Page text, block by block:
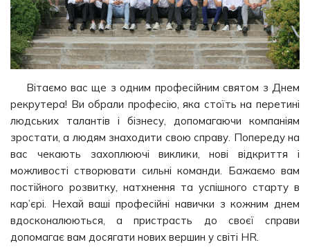
Вітаємо вас ще з одним професійним святом з Днем
рекрутера! Ви обрали професію, яка стоїть на перетині
людських талантів і бізнесу, допомагаючи компаніям
зростати, а людям знаходити свою справу. Попереду на
вас чекають захоплюючі виклики, нові відкриття і
можливості створювати сильні команди. Бажаємо вам
постійного розвитку, натхнення та успішного старту в
кар’єрі. Нехай ваші професійні навички з кожним днем
вдосконалюються, а пристрасть до своєї справи
допомагає вам досягати нових вершин у світі HR.